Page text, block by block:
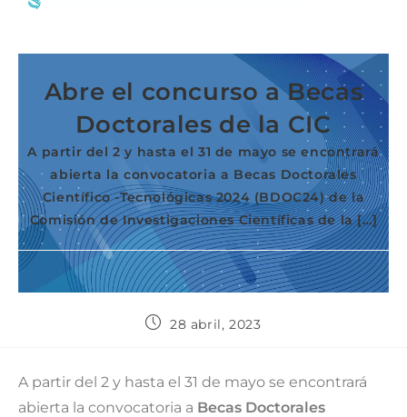
Abre el concurso a Becas
Doctorales de la CIC
A partir del 2 y hasta el 31 de mayo se encontrará
abierta la convocatoria a Becas Doctorales
Científico -Tecnológicas 2024 (BDOC24) de la
Comisión de Investigaciones Científicas de la […]
28 abril, 2023
A partir del 2 y hasta el 31 de mayo se encontrará
abierta la convocatoria a Becas Doctorales